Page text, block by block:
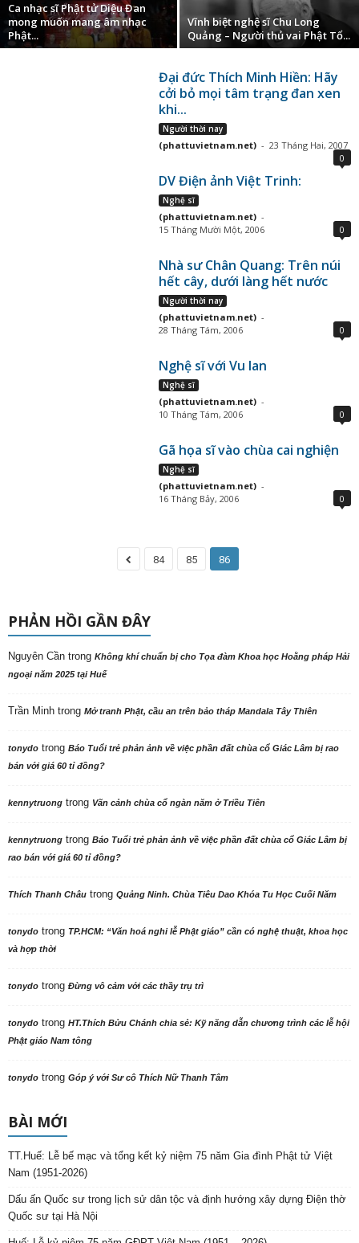
Ca nhạc sĩ Phật tử Diệu Đan
mong muốn mang âm nhạc
Phật...
Vĩnh biệt nghệ sĩ Chu Long
Quảng – Người thủ vai Phật Tổ...
Đại đức Thích Minh Hiền: Hãy
cởi bỏ mọi tâm trạng đan xen
khi...
Người thời nay
(phattuvietnam.net) - 23 Tháng Hai, 2007
0
DV Điện ảnh Việt Trinh:
Nghệ sĩ
(phattuvietnam.net) -
15 Tháng Mười Một, 2006
0
Nhà sư Chân Quang: Trên núi
hết cây, dưới làng hết nước
Người thời nay
(phattuvietnam.net) -
28 Tháng Tám, 2006
0
Nghệ sĩ với Vu lan
Nghệ sĩ
(phattuvietnam.net) -
10 Tháng Tám, 2006
0
Gã họa sĩ vào chùa cai nghiện
Nghệ sĩ
(phattuvietnam.net) -
16 Tháng Bảy, 2006
0
84 85 86
PHẢN HỒI GẦN ĐÂY
Nguyên Cần trong Không khí chuẩn bị cho Tọa đàm Khoa học Hoằng pháp Hải
ngoại năm 2025 tại Huế
Trần Minh trong Mở tranh Phật, cầu an trên bảo tháp Mandala Tây Thiên
tonydo trong Báo Tuổi trẻ phản ảnh về việc phần đất chùa cổ Giác Lâm bị rao
bán với giá 60 tỉ đồng?
kennytruong trong Vãn cảnh chùa cổ ngàn năm ở Triều Tiên
kennytruong trong Báo Tuổi trẻ phản ảnh về việc phần đất chùa cổ Giác Lâm bị
rao bán với giá 60 tỉ đồng?
Thích Thanh Châu trong Quảng Ninh. Chùa Tiêu Dao Khóa Tu Học Cuối Năm
tonydo trong TP.HCM: “Văn hoá nghi lễ Phật giáo” cần có nghệ thuật, khoa học
và hợp thời
tonydo trong Đừng vô cảm với các thầy trụ trì
tonydo trong HT.Thích Bửu Chánh chia sẻ: Kỹ năng dẫn chương trình các lễ hội
Phật giáo Nam tông
tonydo trong Góp ý với Sư cô Thích Nữ Thanh Tâm
BÀI MỚI
TT.Huế: Lễ bế mạc và tổng kết kỷ niệm 75 năm Gia đình Phật tử Việt
Nam (1951-2026)
Dấu ấn Quốc sư trong lịch sử dân tộc và định hướng xây dựng Điện thờ
Quốc sư tại Hà Nội